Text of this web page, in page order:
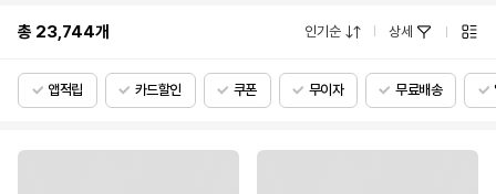
총 23,744개 인기순 상세
앱적립 카드할인 쿠폰 무이자 무료배송